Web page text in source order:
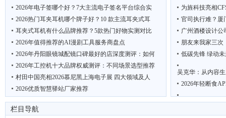
2026年电子签哪个好？7大主流电子签名平台综合实
2026热门耳夹耳机哪个牌子好？10 款主流耳夹式耳
耳夹式耳机有什么品牌推荐？5款热门好物实测对比
2026年值得推荐的AI漫剧工具服务商盘点
2026年丹阳眼镜城配镜口碑最好的店深度测评：如何
2026年工控机十大品牌权威测评：不同场景选型推荐
村田中国亮相2026慕尼黑上海电子展 四大领域及人
2026优质智慧驿站厂家推荐
“鲜”动羊城 西安 周至携猕猴桃电商项目亮相广
为旌科技亮相
官司执行难？厦
广州酒楼设计公
朋友来我家三次
低碳先锋 绿动
吴克华：从内容
2026年轻断食
联想AI主机MINI/
聚龙汇刘睿带学
栏目导航